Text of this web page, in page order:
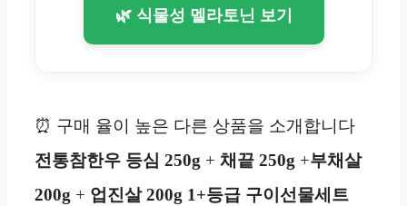
🌿 식물성 멜라토닌 보기
⏰ 구매 율이 높은 다른 상품을 소개합니다
전통참한우 등심 250g + 채끝 250g +부채살
200g + 업진살 200g 1+등급 구이선물세트